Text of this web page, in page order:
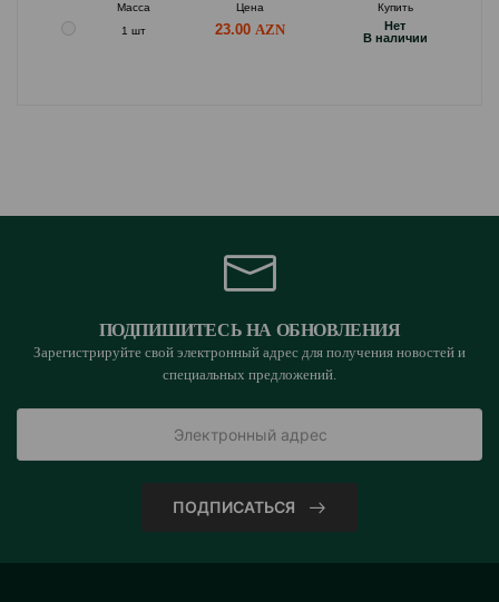
Масса Цена
Купить
1 шт
23.00
Hет
B наличии
ПОДПИШИТЕСЬ НА ОБНОВЛЕНИЯ
Зарегистрируйте свой электронный адрес для получения новостей и
специальных предложений.
ПОДПИСАТЬСЯ